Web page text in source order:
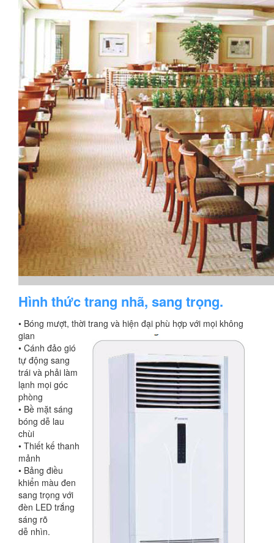
Hình thức trang nhã, sang trọng.
• Bóng mượt, thời trang và hiện đại phù hợp với mọi không
gian
• Cánh đảo gió
tự động sang
trái và phải làm
lạnh mọi góc
phòng
• Bề mặt sáng
bóng dễ lau
chùi
• Thiết kế thanh
mảnh
• Bảng điều
khiển màu đen
sang trọng với
đèn LED trắng
sáng rõ
dễ nhìn.